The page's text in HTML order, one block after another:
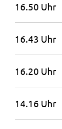
16.50 Uhr
16.43 Uhr
16.20 Uhr
14.16 Uhr